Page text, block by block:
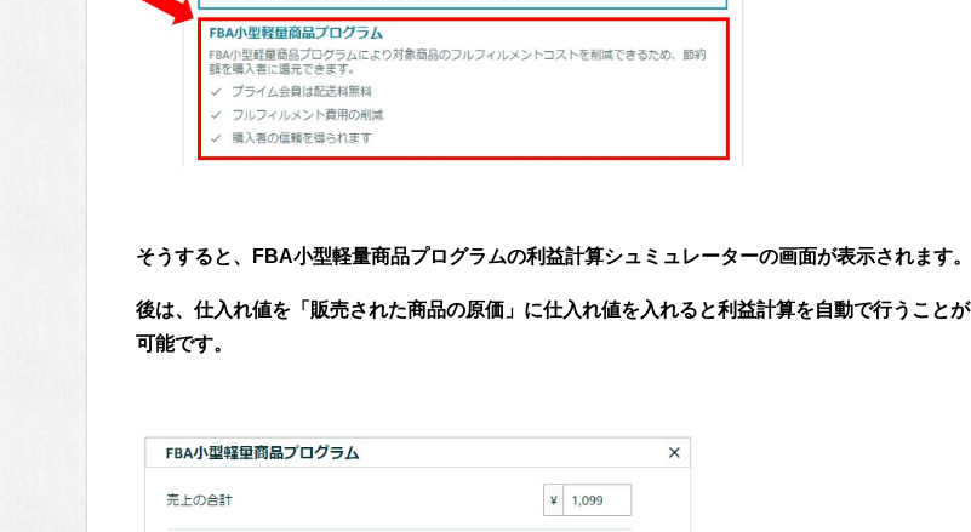
そうすると、 FBA小型軽量商品プログラムの利益計算シュミュレーターの画面が表示されます。
後は、仕入れ値を「販売された商品の原価」に仕入れ値を入れると利益計算を自動で行うことが
可能です。